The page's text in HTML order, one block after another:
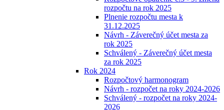
rozpočtu na rok 2025
Plnenie rozpočtu mesta k
31.12.2025
Návrh - Záverečný účet mesta za
rok 2025
Schválený - Záverečný účet mesta
za rok 2025
Rok 2024
Rozpočtový harmonogram
Návrh - rozpočet na roky 2024-2026
Schválený - rozpočet na roky 2024-
2026